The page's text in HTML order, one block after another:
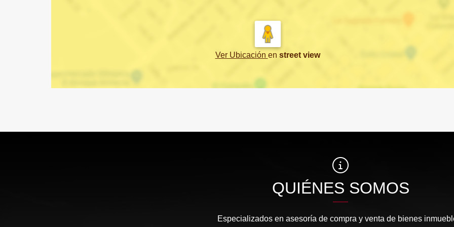
Ver Ubicación en street view
QUIÉNES SOMOS
Especializados en asesoría de compra y venta de bienes